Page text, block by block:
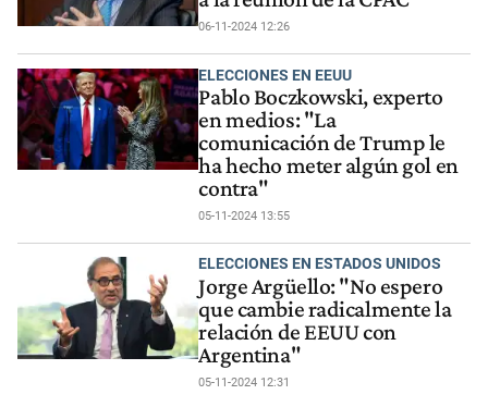
06-11-2024 12:26
ELECCIONES EN EEUU
Pablo Boczkowski, experto
en medios: "La
comunicación de Trump le
ha hecho meter algún gol en
contra"
05-11-2024 13:55
ELECCIONES EN ESTADOS UNIDOS
Jorge Argüello: "No espero
que cambie radicalmente la
relación de EEUU con
Argentina"
05-11-2024 12:31